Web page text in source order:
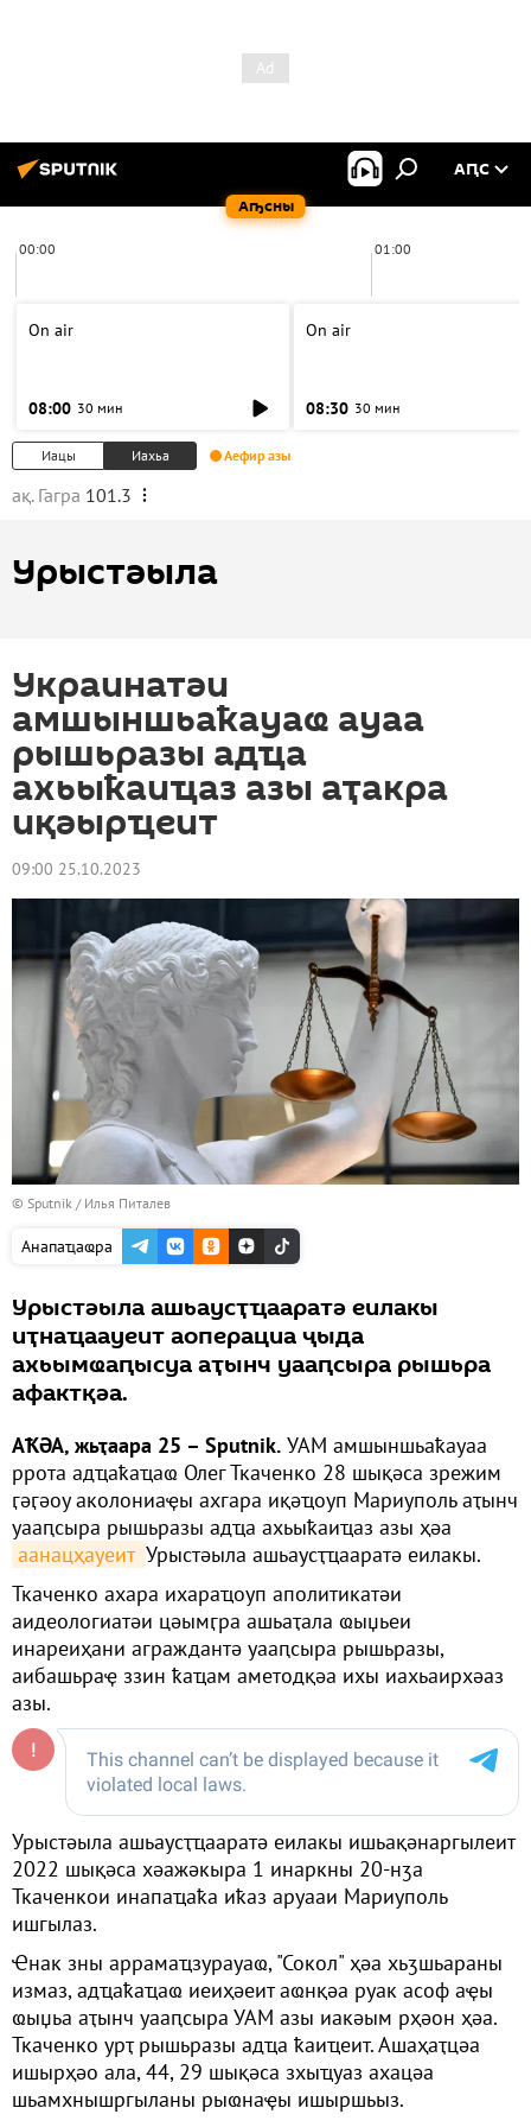
Аҧсны
АԤС
00:00 01:00
On air
08:00 30 мин
On air
08:30 30 мин
Иацы Иахьа Аефир азы
ақ. Гагра 101.3
Урыстәыла
Украинатәи
амшыншьаҟауаҩ ауаа
рышьразы адҵа
ахьыҟаиҵаз азы аҭакра
иқәырҵеит
09:00 25.10.2023
© Sputnik / Илья Питалев
Анапаҵаҩра
Урыстәыла ашьаусҭҵааратә еилакы
иҭнаҵаауеит аоперациа ҷыда
ахьымҩаԥысуа аҭынч уааԥсыра рышьра
афактқәа.
АҞӘА, жьҭаара 25 – Sputnik. УАМ амшыншьаҟауаа
ррота адҵаҟаҵаҩ Олег Ткаченко 28 шықәса зрежим
ӷәӷәоу аколониаҿы ахгара иқәҵоуп Мариуполь аҭынч
уааԥсыра рышьразы адҵа ахьыҟаиҵаз азы ҳәа
аанацҳауеит Урыстәыла ашьаусҭҵааратә еилакы.
Ткаченко ахара ихараҵоуп аполитикатәи
аидеологиатәи цәымӷра ашьаҭала ҩыџьеи
инареиҳани аграждантә уааԥсыра рышьразы,
аибашьраҿ ззин ҟаҵам аметодқәа ихы иахьаирхәаз
азы.
Урыстәыла ашьаусҭҵааратә еилакы ишьақәнаргылеит
2022 шықәса хәажәкыра 1 инаркны 20-нӡа
Ткаченкои инапаҵаҟа иҟаз аруааи Мариуполь
ишгылаз.
Ҽнак зны аррамаҵзурауаҩ, "Сокол" ҳәа хьӡшьараны
измаз, адҵаҟаҵаҩ иеиҳәеит аҩнқәа руак асоф аҿы
ҩыџьа аҭынч уааԥсыра УАМ азы иакәым рҳәон ҳәа.
Ткаченко урҭ рышьразы адҵа ҟаиҵеит. Ашаҳаҭцәа
ишырҳәо ала, 44, 29 шықәса зхыҵуаз ахацәа
шьамхнышргыланы рыҩнаҿы ишыршьыз.